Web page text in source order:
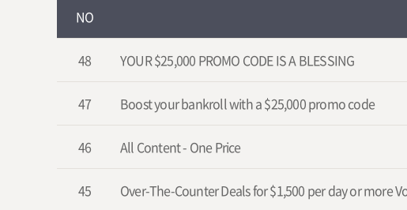
NO
48 YOUR $25,000 PROMO CODE IS A BLESSING
47 Boost your bankroll with a $25,000 promo code
46 All Content - One Price
45 Over-The-Counter Deals for $1,500 per day or more